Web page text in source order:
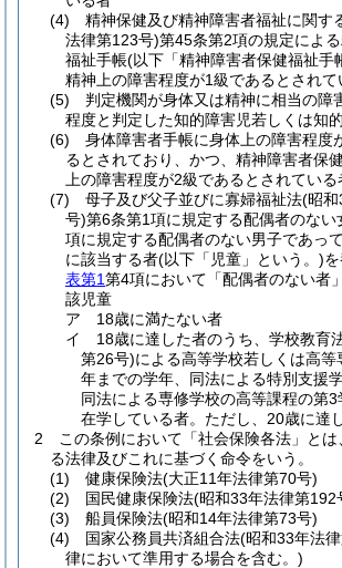
(4)
精神保健及び精神障害者福祉に関す
法律第123号)第45条第2項の規定によ
福祉手帳(以下「精神障害者保健福祉手
精神上の障害程度が1級であるとされて
(5)
判定機関が身体又は精神に相当の障
程度と判定した知的障害児若しくは知
(6)
身体障害者手帳に身体上の障害程度
るとされており、かつ、精神障害者保
上の障害程度が2級であるとされている
(7)
母子及び父子並びに寡婦福祉法(昭
号)第6条第1項に規定する配偶者のない
項に規定する配偶者のない男子であっ
に該当する者(以下「児童」という。)
表第1第4項において「配偶者のない者
該児童
ア
18歳に満たない者
イ
18歳に達した者のうち、学校教育
第26号)による高等学校若しくは高
年までの学年、同法による特別支援
同法による専修学校の高等課程の第3
在学している者。 ただし、20歳に達
2
この条例において「社会保険各法」とは
る法律及びこれに基づく命令をいう。
(1)
健康保険法(大正11年法律第70号)
(2)
国民健康保険法(昭和33年法律第192
(3)
船員保険法(昭和14年法律第73号)
(4)
国家公務員共済組合法(昭和33年法
律において準用する場合を含む。)